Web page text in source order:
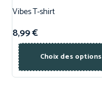
Vibes T-shirt
8,99€
Choix des options